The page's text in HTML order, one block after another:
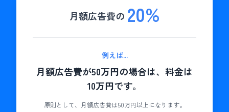
月額広告費の 20%
例えば...
月額広告費が50万円の場合は、料金は
10万円です。
原則として、月額広告費は50万円以上になります。